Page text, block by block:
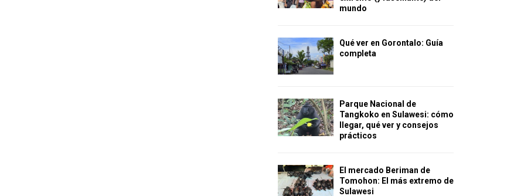
mundo
Qué ver en Gorontalo: Guía
completa
Parque Nacional de
Tangkoko en Sulawesi: cómo
llegar, qué ver y consejos
prácticos
El mercado Beriman de
Tomohon: El más extremo de
Sulawesi